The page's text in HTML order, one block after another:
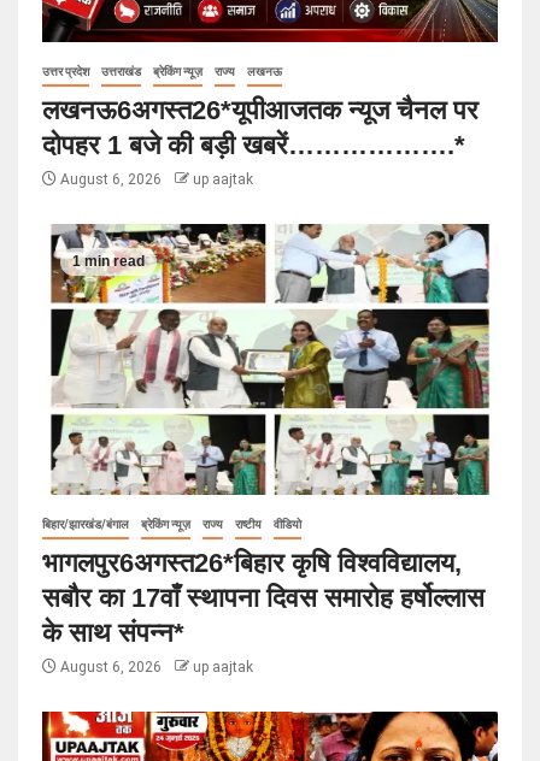
उत्तर प्रदेश उत्तराखंड ब्रेकिंग न्यूज़ राज्य लखनऊ
लखनऊ6अगस्त26*यूपीआजतक न्यूज चैनल पर
दोपहर 1 बजे की बड़ी खबरें……………….*
August 6, 2026 up aajtak
1 min read
बिहार/झारखंड/बंगाल ब्रेकिंग न्यूज़ राज्य राष्टीय वीडियो
भागलपुर6अगस्त26*बिहार कृषि विश्वविद्यालय,
सबौर का 17वाँ स्थापना दिवस समारोह हर्षोल्लास
के साथ संपन्न*
August 6, 2026 up aajtak